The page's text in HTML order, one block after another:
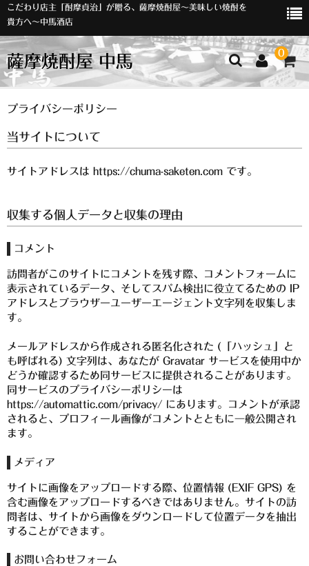
こだわり店主「酎摩貞治」が贈る、薩摩焼酎屋～美味しい焼酎を
貴方へ～中馬酒店
薩摩焼酎屋 中馬 0
ホーム
お知らせ
入荷情報
オリジナルラベル
店主おすすめ
数量限定
希少焼酎
セット商品
リキュール
ウヰスキー
お米
中馬酒店オリジナル
全取扱商品
プライバシーポリシー
当サイトについて
サイトアドレスは https://chuma-saketen.com です。
収集する個人データと収集の理由
コメント
訪問者がこのサイトにコメントを残す際、コメントフォームに
表示されているデータ、そしてスパム検出に役立てるための IP
アドレスとブラウザーユーザーエージェント文字列を収集しま
す。
メールアドレスから作成される匿名化された (「ハッシュ」と
も呼ばれる) 文字列は、あなたが Gravatar サービスを使用中か
どうか確認するため同サービスに提供されることがあります。
同サービスのプライバシーポリシーは
https://automattic.com/privacy/ にあります。コメントが承認
されると、プロフィール画像がコメントとともに一般公開され
ます。
メディア
サイトに画像をアップロードする際、位置情報 (EXIF GPS) を
含む画像をアップロードするべきではありません。サイトの訪
問者は、サイトから画像をダウンロードして位置データを抽出
することができます。
お問い合わせフォーム